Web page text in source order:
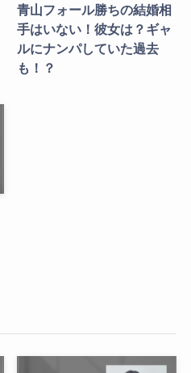
青山フォール勝ちの結婚相
手はいない！彼女は？ギャ
ルにナンパしていた過去
も！？